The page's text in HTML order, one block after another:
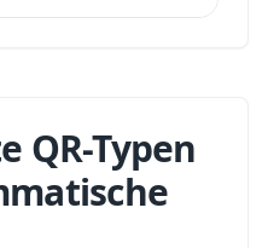
QR-Typen